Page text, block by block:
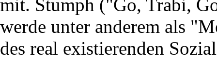
mit. Stumph ("Go, Trabi,
werde unter anderem als
des real existierenden